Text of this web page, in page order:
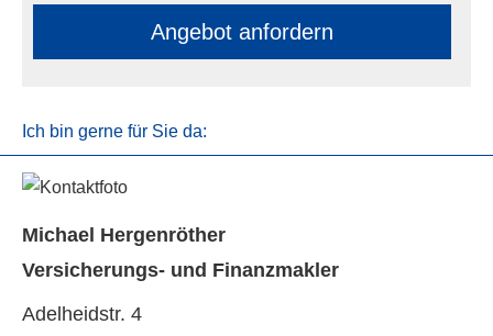
An­ge­bot an­for­dern
Ich bin gerne für Sie da:
Michael Hergenröther
Versicherungs- und Finanzmakler
Adelheidstr. 4